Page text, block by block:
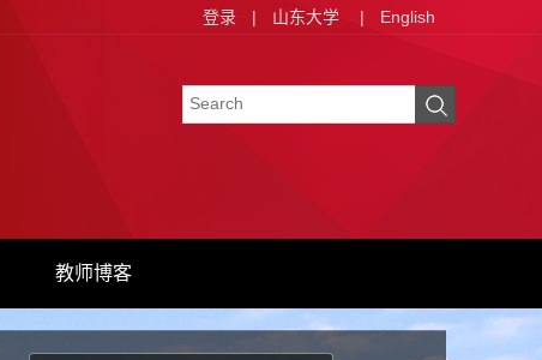
登录 | 山东大学 | English
教师博客